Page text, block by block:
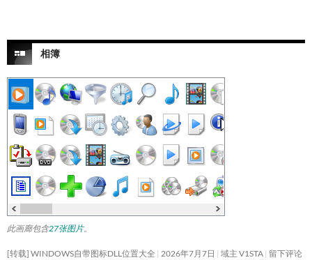
相簿
此画廊包含27张图片。
[转载] WINDOWS自带图标DLL位置大全 2026年7月7日 域主 V1STA 留下评论